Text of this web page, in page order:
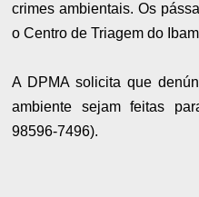
crimes ambientais. Os
o Centro de Triagem do
A DPMA solicita que
ambiente sejam feitas
98596-7496).